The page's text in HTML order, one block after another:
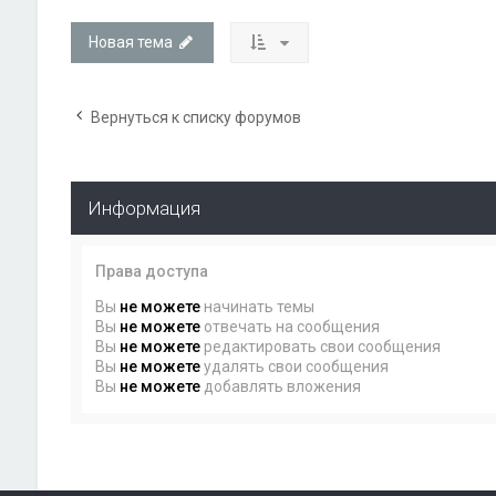
Новая тема
Вернуться к списку форумов
Информация
Права доступа
Вы не можетеначинать темы
Вы не можетеотвечать на сообщения
Вы не можетередактировать свои сообщения
Вы не можетеудалять свои сообщения
Вы не можетедобавлять вложения